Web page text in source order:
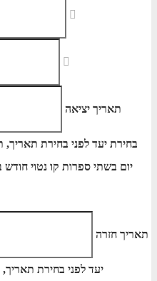
תאריך יציאה
בחירת יעד לפני בחירת תאריך,
יום בשתי ספרות קו נטוי חודש
תאריך חזרה
יעד לפני בחירת תאריך,